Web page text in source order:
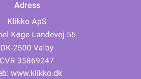
Adress
www.klikko.dk